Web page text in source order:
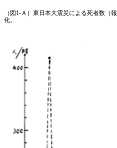
（図1-Ａ）東日本大震災による死者数（
化。